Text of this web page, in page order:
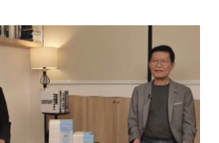
อบ โดยมีวัตถุประสงค์เพื่อให้ประชาชนได้
ลการดำเนินงานของวุฒิสภาในด้านต่างๆ